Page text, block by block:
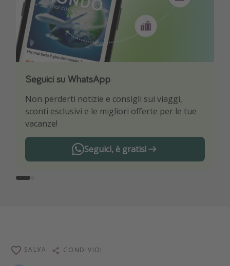
Seguici su WhatsApp
Non perderti notizie e consigli sui viaggi,
sconti esclusivi e le migliori offerte per le tue
vacanze!
Seguici, è gratis!
Scarica la nostra App
Sii il primo a conoscere le migliori offerte di
viaggio
SALVA CONDIVIDI